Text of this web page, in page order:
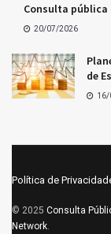
Consulta pública
20/07/2026
de
16/
Política de
© 2025 Consulta
Network.